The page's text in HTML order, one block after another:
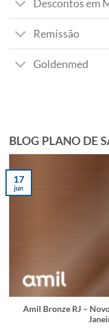
Descontos em
Remissão
Goldenmed
BLOG PLANO DE
Amil Bronze RJ –
17
jun